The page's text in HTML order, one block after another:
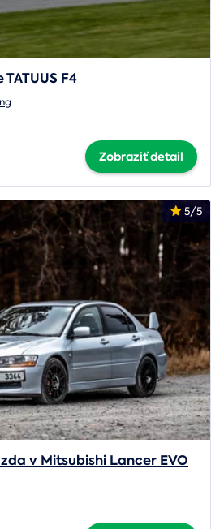
F4
Zobraziť detail
5/5
v Mitsubishi Lancer EVO